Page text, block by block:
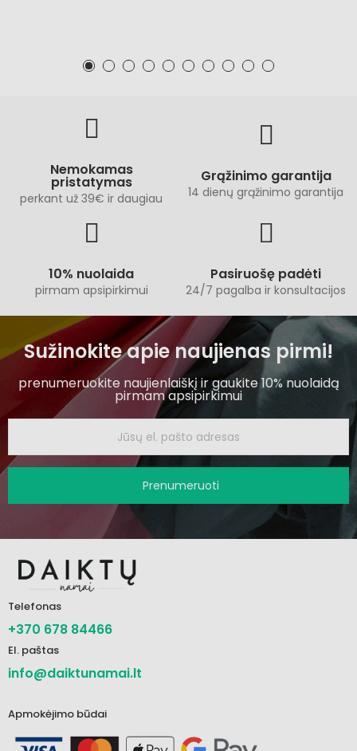
Nemokamas
pristatymas
perkant už 39€ ir daugiau
Grąžinimo garantija
14 dienų grąžinimo garantija
10% nuolaida
pirmam apsipirkimui
Pasiruošę padėti
24/7 pagalba ir konsultacijos
Sužinokite apie naujienas pirmi!
prenumeruokite naujienlaiškį ir gaukite 10% nuolaidą
pirmam apsipirkimui
Prenumeruoti
Telefonas
+370 678 84466
El. paštas
info@daiktunamai.lt
Apmokėjimo būdai